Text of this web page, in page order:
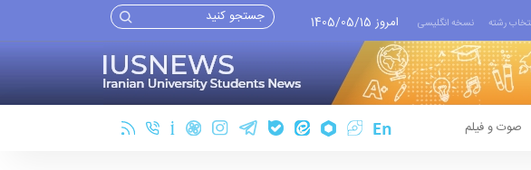
رشته نسخه انگلیسی امروز 1405/05/15
صوت و فیلم